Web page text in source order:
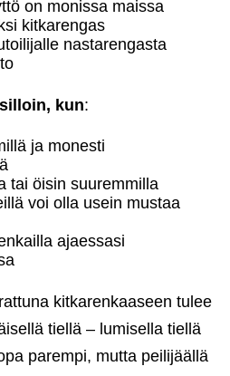
on monissa maissa
kitkarengas
nastarengasta
silloin, kun:
ja monesti
tai öisin suuremmilla
voi olla usein mustaa
ajaessasi
kitkarenkaaseen tulee
tiellä – lumisella tiellä
parempi, mutta peilijäällä